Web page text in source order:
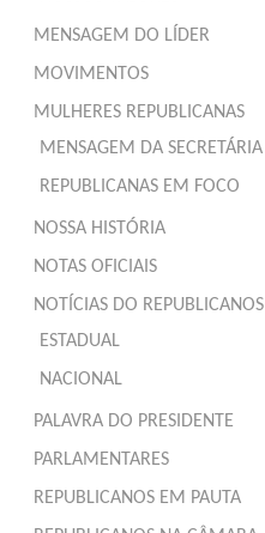
MENSAGEM DO LÍDER
MOVIMENTOS
MULHERES REPUBLICANAS
MENSAGEM DA SECRETÁRIA
REPUBLICANAS EM FOCO
NOSSA HISTÓRIA
NOTAS OFICIAIS
NOTÍCIAS DO REPUBLICANOS
ESTADUAL
NACIONAL
PALAVRA DO PRESIDENTE
PARLAMENTARES
REPUBLICANOS EM PAUTA